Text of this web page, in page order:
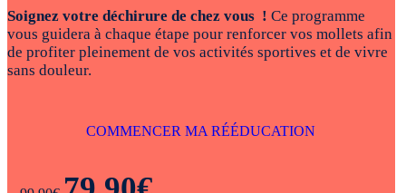
Soignez votre déchirure de chez vous ! Ce programme
vous guidera à chaque étape pour renforcer vos mollets afin
de profiter pleinement de vos activités sportives et de vivre
sans douleur.
COMMENCER MA RÉÉDUCATION